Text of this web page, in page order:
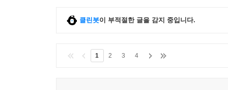
클린봇이 부적절한 글을 감지 중입니다.
1 2 3 4